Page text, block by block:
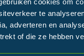
cookies om
te
adverteren en
of die ze hebben